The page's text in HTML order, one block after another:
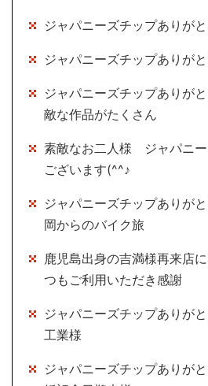
ジャパニーズチップありが
ジャパニーズチップありが
ジャパニーズチップありが
敵な作品がたくさん
素敵なお二人様 ジャパニー
ございます(^^♪
ジャパニーズチップありが
岡からのバイク旅
鹿児島出身の吉満様再来店
つもご利用いただき感謝
ジャパニーズチップありが
工業様
ジャパニーズチップありが